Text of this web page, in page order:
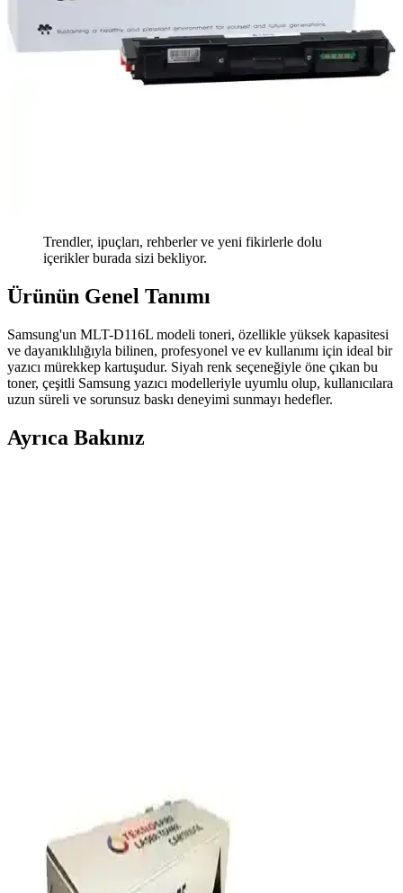
Trendler, ipuçları, rehberler ve yeni fikirlerle dolu
içerikler burada sizi bekliyor.
Ürünün Genel Tanımı
Samsung'un MLT-D116L modeli toneri, özellikle yüksek kapasitesi
ve dayanıklılığıyla bilinen, profesyonel ve ev kullanımı için ideal bir
yazıcı mürekkep kartuşudur. Siyah renk seçeneğiyle öne çıkan bu
toner, çeşitli Samsung yazıcı modelleriyle uyumlu olup, kullanıcılara
uzun süreli ve sorunsuz baskı deneyimi sunmayı hedefler.
Ayrıca Bakınız
seçimleri, kullanım ipuçları ve bakım önerileriyle baskı kalitenizi
koruyun ve maliyetlerinizi optimize edin.
Canon 1240C002CRG-045 M Kırmızı Toner:
Yüksek Kalite ve Güvenilir Baskı Çözümü